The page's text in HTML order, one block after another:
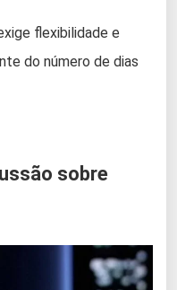
flexibilidade e
do número de dias
sobre